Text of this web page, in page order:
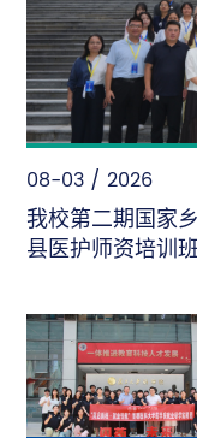
08-02 / 2026
“暑”光里的首医
“不被看见”的坚守